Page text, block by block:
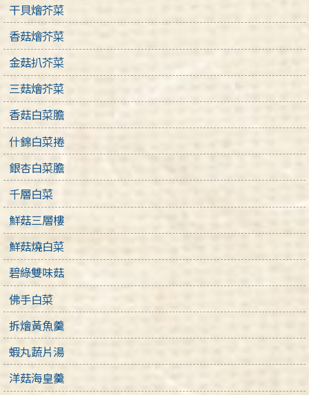
干貝燴芥菜
香菇燴芥菜
金菇扒芥菜
三菇燴芥菜
香菇白菜膽
什錦白菜捲
銀杏白菜膽
千層白菜
鮮菇三層樓
鮮菇燒白菜
碧綠雙味菇
佛手白菜
拆燴黃魚羹
蝦丸蔬片湯
洋菇海皇羹